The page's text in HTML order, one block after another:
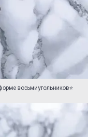
восьмиугольников⭐️